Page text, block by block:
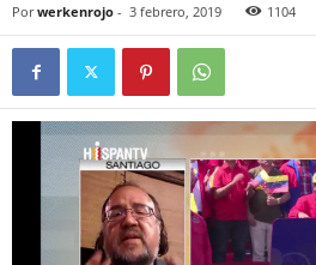
Por werkenrojo - 3 febrero, 2019 1104